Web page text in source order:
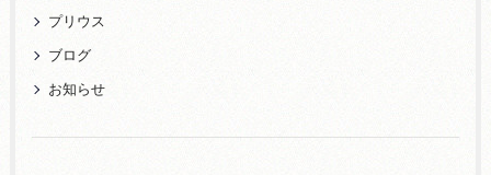
プリウス
ブログ
お知らせ